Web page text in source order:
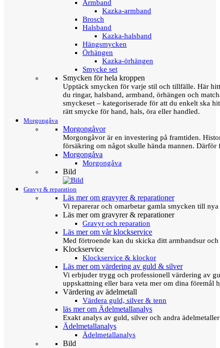
Armband
Kazka-armband
Brosch
Halsband
Kazka-halsband
Hängsmycken
Örhängen
Kazka-örhängen
Smycke set
Smycken för hela kroppen
Upptäck smycken för varje stil och tillfälle. Här
du ringar, halsband, armband, örhängen och
smyckeset – kategoriserade för att du enkelt ska
rätt smycke för hand, hals, öra eller handled.
Morgongåva
Morgongåvor
Morgongåvor är en investering på framtiden.
försäkring om något skulle hända mannen.
Morgongåva
Morgongåva
Bild
Gravyr & reparation
Läs mer om gravyrer & reparationer
Vi reparerar och omarbetar gamla smycken till
Läs mer om gravyrer & reparationer
Gravyr och reparation
Läs mer om vår klockservice
Med förtroende kan du skicka ditt armbandsur
Klockservice
Klockservice & klockor
Läs mer om värdering av guld & silver
Vi erbjuder trygg och professionell värdering av
uppskattning eller bara veta mer om dina föremål
Värdering av ädelmetall
Värdera guld, silver & tenn
läs mer om Ädelmetallanalys
Exakt analys av guld, silver och andra
Ädelmetallanalys
Ädelmetallanalys
Bild